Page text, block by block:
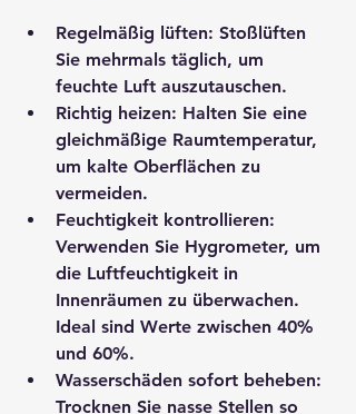
Regelmäßig lüften: Stoßlüften
Sie mehrmals täglich, um
feuchte Luft auszutauschen.
Richtig heizen: Halten Sie eine
gleichmäßige Raumtemperatur,
um kalte Oberflächen zu
vermeiden.
Feuchtigkeit kontrollieren:
Verwenden Sie Hygrometer, um
die Luftfeuchtigkeit in
Innenräumen zu überwachen.
Ideal sind Werte zwischen 40%
und 60%.
Wasserschäden sofort beheben:
Trocknen Sie nasse Stellen so